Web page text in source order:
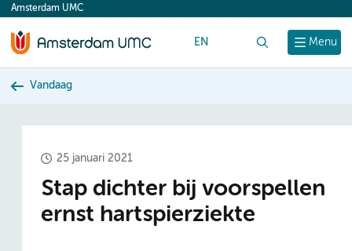
content
Menu
Amsterdam UMC
EN
Vandaag
25 januari 2021
Stap dichter bij voorspellen
ernst hartspierziekte